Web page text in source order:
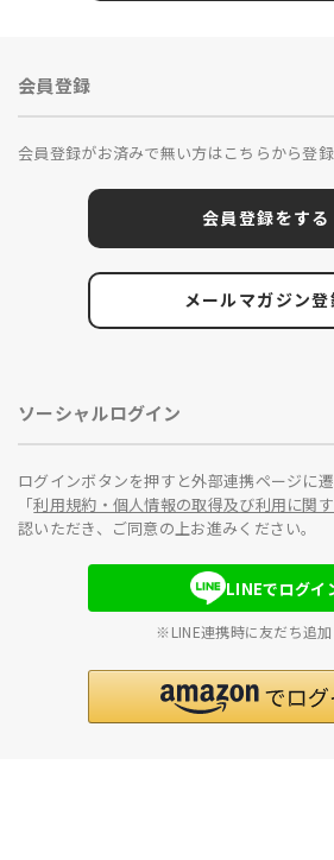
会員登録
会員登録がお済みで無い方はこちらから登録
会員登録をする
メールマガジン登
ソーシャルログイン
ログインボタンを押すと外部連携ページに
「利用規約・個人情報の取得及び利用に関
認いただき、ご同意の上お進みください。
LINEでログイ
※LINE連携時に友だち追